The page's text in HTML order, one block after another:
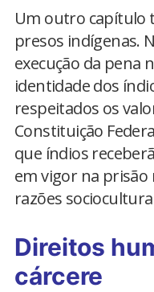
Um outro capítulo
presos indígenas.
execução da pena
identidade dos
respeitados os
Constituição
que índios
em vigor na
razões
Direitos
cárcere